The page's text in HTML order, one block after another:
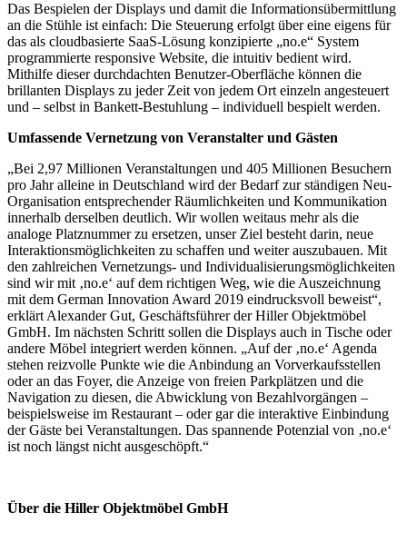
Das Bespielen der Displays und damit die Informationsübermittlung
an die Stühle ist einfach: Die Steuerung erfolgt über eine eigens für
das als cloudbasierte SaaS-Lösung konzipierte „no.e“ System
programmierte responsive Website, die intuitiv bedient wird.
Mithilfe dieser durchdachten Benutzer-Oberfläche können die
brillanten Displays zu jeder Zeit von jedem Ort einzeln angesteuert
und – selbst in Bankett-Bestuhlung – individuell bespielt werden.
Umfassende Vernetzung von Veranstalter und Gästen
„Bei 2,97 Millionen Veranstaltungen und 405 Millionen Besuchern
pro Jahr alleine in Deutschland wird der Bedarf zur ständigen Neu-
Organisation entsprechender Räumlichkeiten und Kommunikation
innerhalb derselben deutlich. Wir wollen weitaus mehr als die
analoge Platznummer zu ersetzen, unser Ziel besteht darin, neue
Interaktionsmöglichkeiten zu schaffen und weiter auszubauen. Mit
den zahlreichen Vernetzungs- und Individualisierungsmöglichkeiten
sind wir mit ‚no.e‘ auf dem richtigen Weg, wie die Auszeichnung
mit dem German Innovation Award 2019 eindrucksvoll beweist“,
erklärt Alexander Gut, Geschäftsführer der Hiller Objektmöbel
GmbH. Im nächsten Schritt sollen die Displays auch in Tische oder
andere Möbel integriert werden können. „Auf der ‚no.e‘ Agenda
stehen reizvolle Punkte wie die Anbindung an Vorverkaufsstellen
oder an das Foyer, die Anzeige von freien Parkplätzen und die
Navigation zu diesen, die Abwicklung von Bezahlvorgängen –
beispielsweise im Restaurant – oder gar die interaktive Einbindung
der Gäste bei Veranstaltungen. Das spannende Potenzial von ‚no.e‘
ist noch längst nicht ausgeschöpft.“
Über die Hiller Objektmöbel GmbH